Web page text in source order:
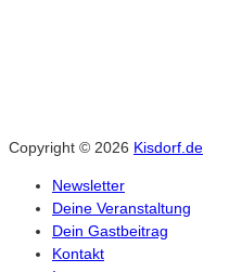
Copyright © 2026 Kisdorf.de
Newsletter
Deine Veranstaltung
Dein Gastbeitrag
Kontakt